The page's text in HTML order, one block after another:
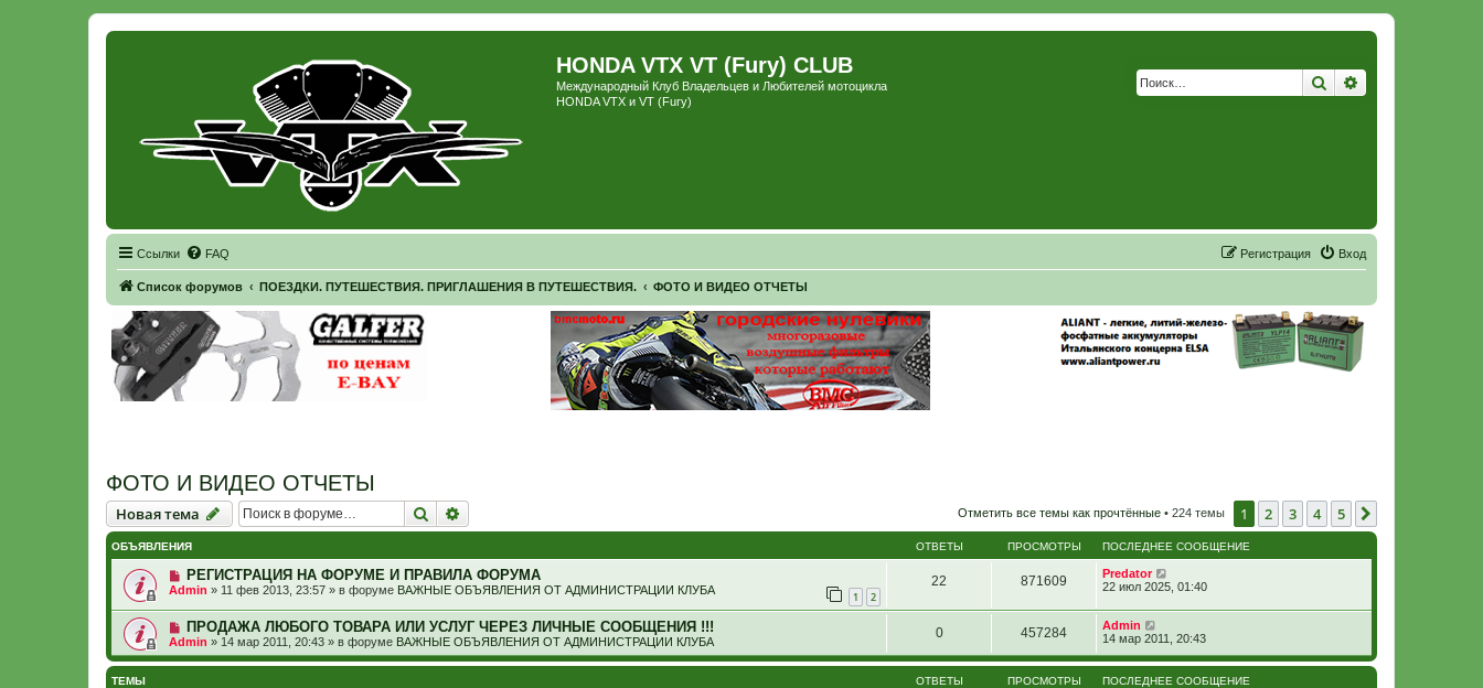
HONDA VTX VT (Fury) CLUB
Международный Клуб Владельцев и Любителей мотоцикла
HONDA VTX и VT (Fury)
Поиск
Ссылки FAQ Вход
Регистрация
Список форумов ПОЕЗДКИ. ПУТЕШЕСТВИЯ. ПРИГЛАШЕНИЯ В ПУТЕШЕСТВИЯ. ФОТО И ВИДЕО ОТЧЕТЫ
ФОТО И ВИДЕО ОТЧЕТЫ
Новая тема
Новаятема Поиск Отметить все темы как прочтённые • 224 темы 1 2 3 4 5
ОБЪЯВЛЕНИЯ ОТВЕТЫ ПРОСМОТРЫ ПОСЛЕДНЕЕ СООБЩЕНИЕ
РЕГИСТРАЦИЯ НА ФОРУМЕ И ПРАВИЛА ФОРУМА
Admin » 11 фев 2013, 23:57 » в форуме ВАЖНЫЕ ОБЪЯВЛЕНИЯ ОТ АДМИНИСТРАЦИИ КЛУБА 1 2
22 871609
Predator
22 июл 2025, 01:40
ПРОДАЖА ЛЮБОГО ТОВАРА ИЛИ УСЛУГ ЧЕРЕЗ ЛИЧНЫЕ СООБЩЕНИЯ !!!
Admin » 14 мар 2011, 20:43 » в форуме ВАЖНЫЕ ОБЪЯВЛЕНИЯ ОТ АДМИНИСТРАЦИИ КЛУБА
0 457284
Admin
14 мар 2011, 20:43
ТЕМЫ ОТВЕТЫ ПРОСМОТРЫ ПОСЛЕДНЕЕ СООБЩЕНИЕ